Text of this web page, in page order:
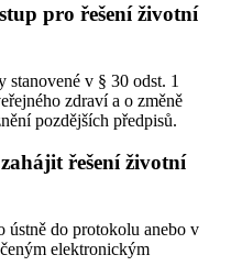
pro řešení životní
stanovené v § 30 odst. 1
zdraví a o změně
pozdějších předpisů.
řešení životní
ústně do protokolu anebo v
elektronickým